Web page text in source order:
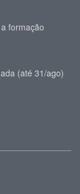
formação
(até 31/ago)